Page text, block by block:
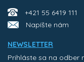
+421 55 6419 111
Napíšte nám
NEWSLETTER
Prihláste sa na odber